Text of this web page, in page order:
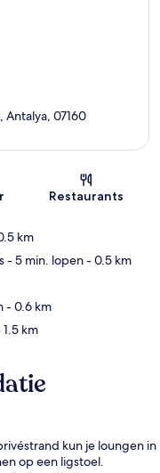
Antalya, 07160
Restaurants
km
- 5 min. lopen- 0.5 km
- 0.6 km
1.5 km
kun je loungen in
op een ligstoel.